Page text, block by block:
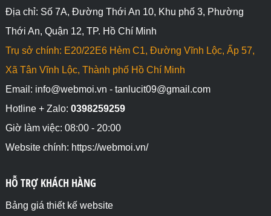
Địa chỉ: Số 7A, Đường Thới An 10, Khu phố 3, Phường
Thới An, Quận 12, TP. Hồ Chí Minh
Trụ sở chính: E20/22E6 Hẻm C1, Đường Vĩnh Lộc, Ấp 57,
Xã Tân Vĩnh Lộc, Thành phố Hồ Chí Minh
Email: info@webmoi.vn - tanlucit09@gmail.com
Hotline + Zalo: 0398259259
Giờ làm việc: 08:00 - 20:00
Website chính: https://webmoi.vn/
HỖ TRỢ KHÁCH HÀNG
Bảng giá thiết kế website